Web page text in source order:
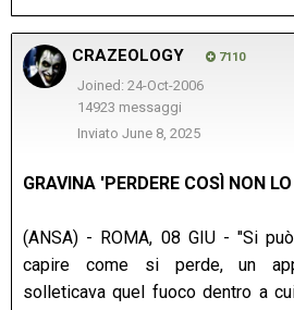
CRAZEOLOGY 7110
Joined: 24-Oct-2006
14923 messaggi
Inviato June 8, 2025
GRAVINA 'PERDERE COSÌ NON
(ANSA) - ROMA, 08 GIU - "Si
capire come si perde, un
solleticava quel fuoco dentro a